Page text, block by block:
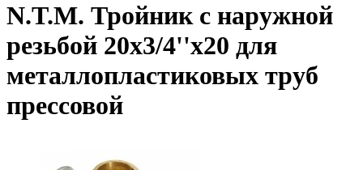
N.T.M. Тройник с наружной
резьбой 20x3/4''x20 для
металлопластиковых труб
прессовой